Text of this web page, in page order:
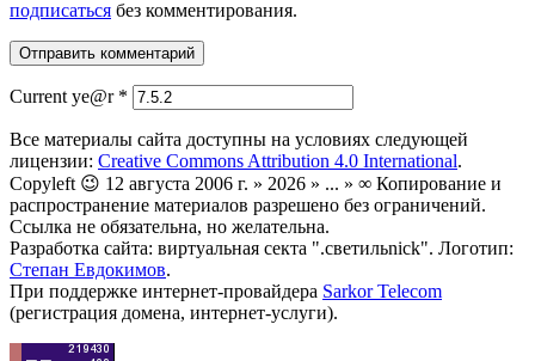
подписаться без комментирования.
Current ye@r *
Все материалы сайта доступны на условиях следующей
лицензии: Creative Commons Attribution 4.0 International.
Copyleft 😉 12 августа 2006 г. » 2026 » ... » ∞ Копирование и
распространение материалов разрешено без ограничений.
Ссылка не обязательна, но желательна.
Разработка сайта: виртуальная секта ".светильnick". Логотип:
Степан Евдокимов.
При поддержке интернет-провайдера Sarkor Telecom
(регистрация домена, интернет-услуги).